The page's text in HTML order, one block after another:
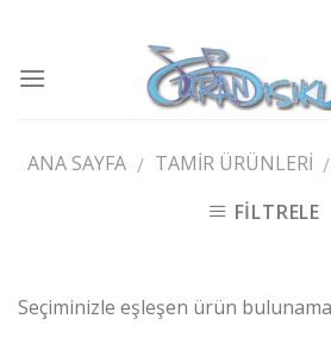
content
ANA SAYFA / TAMIR ÜRÜNLERI /
FILTRELE
Seçiminizle eşleşen ürün